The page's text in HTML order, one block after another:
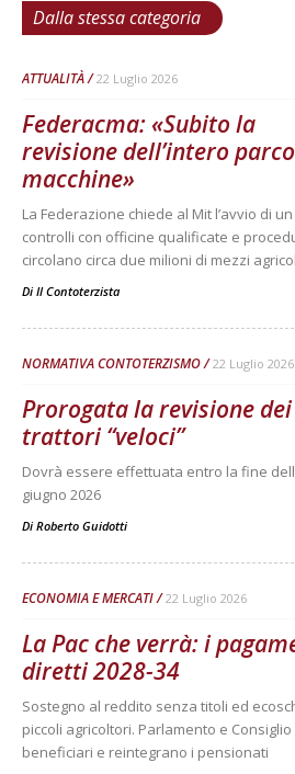
Dalla stessa categoria
ATTUALITÀ 22 Luglio 2026
Federacma: «Subito la
revisione dell’intero parco
macchine»
La Federazione chiede al Mit l’avvio di
controlli con officine qualificate e
circolano circa due milioni di mezzi
Di Il Contoterzista
NORMATIVA CONTOTERZISMO 22 Luglio 2026
Prorogata la revisione dei
trattori “veloci”
Dovrà essere effettuata entro la fine
giugno 2026
Di Roberto Guidotti
ECONOMIA E MERCATI 22 Luglio 2026
La Pac che verrà: i
diretti 2028-34
Sostegno al reddito senza titoli ed
piccoli agricoltori. Parlamento e
beneficiari e reintegrano i pensionati